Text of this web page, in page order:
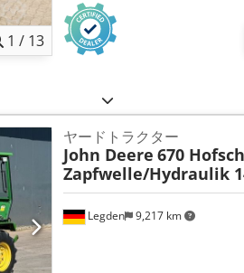
1 / 13
Legden 9,217 km
ヤードトラクター
John Deere 670
Zapfwelle/Hydraulik